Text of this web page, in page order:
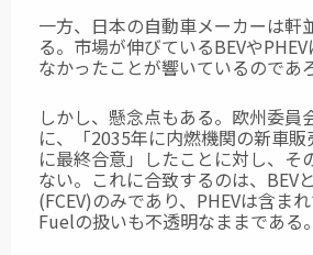
一方、日本の自動車メーカーは軒
る。市場が伸びているBEVや
なかったことが響いているのであ
しかし、懸念点もある。欧州委員
に、「2035年に内燃機関の新車
に最終合意」したことに対し、そ
ない。これに合致するのは、BEV
(FCEV)のみであり、PHEVは含ま
Fuelの扱いも不透明なままである。